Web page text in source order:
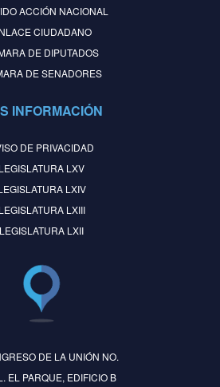
ACCIÓN NACIONAL
CIUDADANO
DE DIPUTADOS
DE SENADORES
INFORMACIÓN
DE PRIVACIDAD
LEGISLATURA LXV
LXIV
LEGISLATURA LXIII
LEGISLATURA LXII
DE LA UNIÓN NO.
EL PARQUE, EDIFICIO B